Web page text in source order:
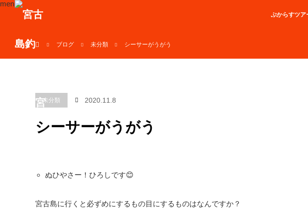
menu
ぷからすツア
ブログ
未分類 シーサーがうがう
未分類 2020.11.8
シーサーがうがう
ぬひやさー！ひろしです😊
宮古島に行くと必ずめにするもの目にするものはなんですか？